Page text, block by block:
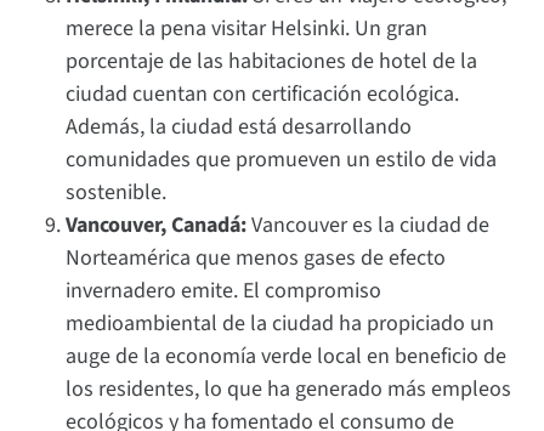
merece la pena visitar Helsinki. Un gran
porcentaje de las habitaciones de hotel de la
ciudad cuentan con certificación ecológica.
Además, la ciudad está desarrollando
comunidades que promueven un estilo de vida
sostenible.
Vancouver, Canadá:Vancouver es la ciudad de
Norteamérica que menos gases de efecto
invernadero emite. El compromiso
medioambiental de la ciudad ha propiciado un
auge de la economía verde local en beneficio de
los residentes, lo que ha generado más empleos
ecológicos y ha fomentado el consumo de